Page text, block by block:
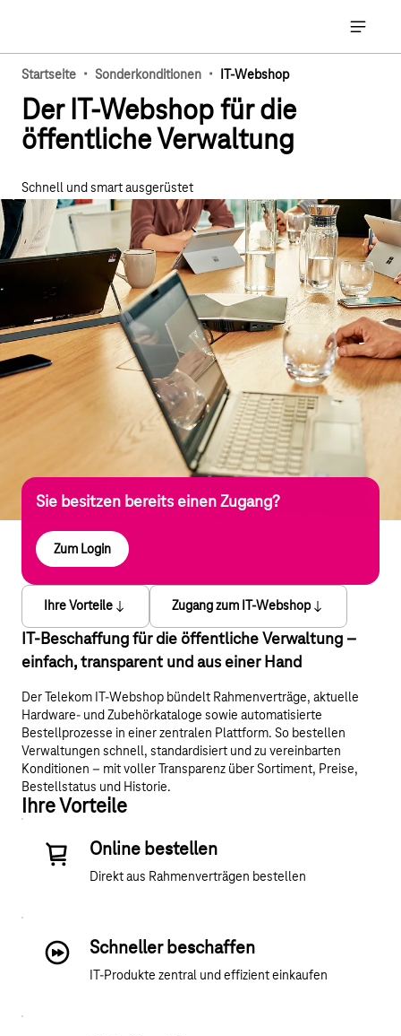
Startseite · Sonderkonditionen · IT-Webshop
Der IT-Webshop für die
öffentliche Verwaltung
Schnell und smart ausgerüstet
Sie besitzen bereits einen Zugang?
Zum Login
Ihre Vorteile Zugang zum IT-Webshop
IT-Beschaffung für die öffentliche Verwaltung –
einfach, transparent und aus einer Hand
Der Telekom IT-Webshop bündelt Rahmenverträge, aktuelle
Hardware- und Zubehörkataloge sowie automatisierte
Bestellprozesse in einer zentralen Plattform. So bestellen
Verwaltungen schnell, standardisiert und zu vereinbarten
Konditionen – mit voller Transparenz über Sortiment, Preise,
Bestellstatus und Historie.
Ihre Vorteile
Online bestellen
Direkt aus Rahmenverträgen bestellen
Schneller beschaffen
IT-Produkte zentral und effizient einkaufen